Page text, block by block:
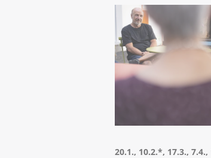
20.1., 10.2.*, 17.3.,